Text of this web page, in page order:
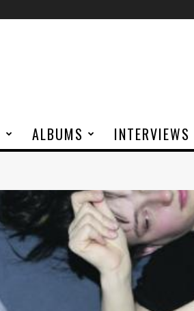
ALBUMS INTERVIEWS